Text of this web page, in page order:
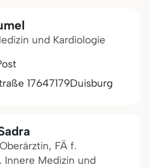
und Kardiologie
17647179Duisburg
FÄ f.
Innere Medizin und